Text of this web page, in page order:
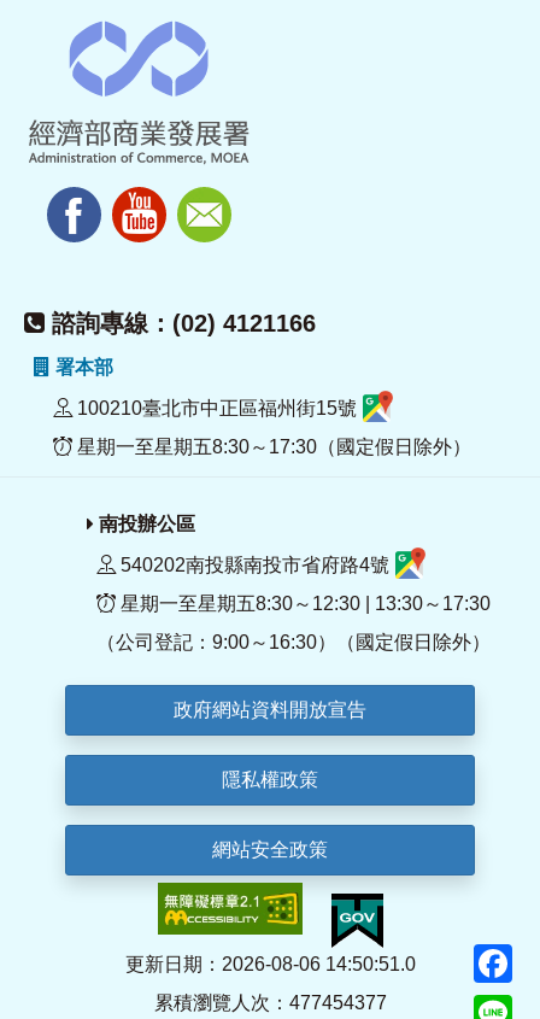
諮詢專線：(02) 4121166
署本部
100210臺北市中正區福州街15號
星期一至星期五8:30～17:30（國定假日除外）
南投辦公區
540202南投縣南投市省府路4號
星期一至星期五8:30～12:30 | 13:30～17:30
（公司登記：9:00～16:30）（國定假日除外）
政府網站資料開放宣告
隱私權政策
網站安全政策
更新日期：2026-08-06 14:50:51.0
累積瀏覽人次：477454377